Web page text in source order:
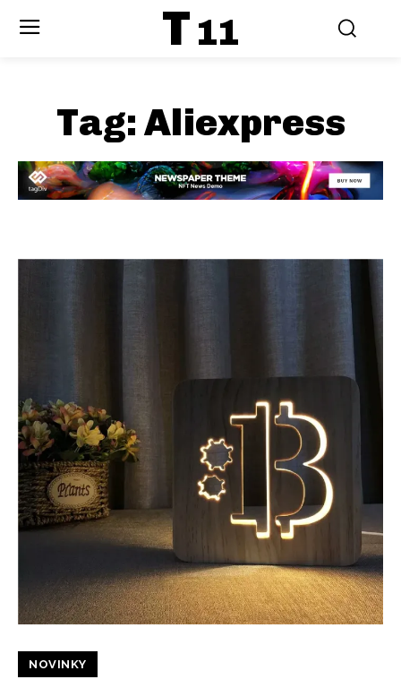
T 11
Tag: Aliexpress
NOVINKY